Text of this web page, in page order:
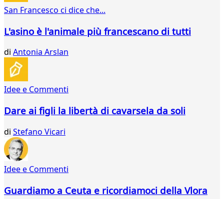
San Francesco ci dice che...
L'asino è l'animale più francescano di tutti
di Antonia Arslan
Idee e Commenti
Dare ai figli la libertà di cavarsela da soli
di Stefano Vicari
Idee e Commenti
Guardiamo a Ceuta e ricordiamoci della Vlora